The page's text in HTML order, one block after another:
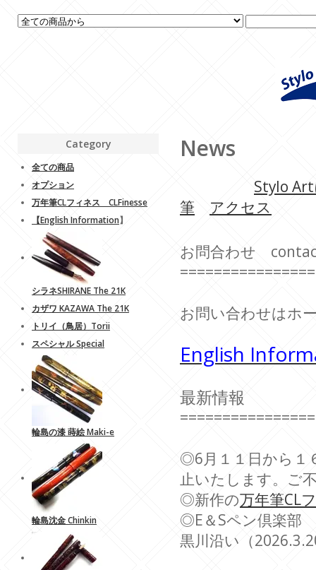
News
Stylo
筆
アクセス
お問合わせ
お問い合わせはホ
English
最新情報
◎6月１１日から１
止いたします。ご
◎新作の万年筆CL
◎E＆Sペン倶楽部
黒川沿い（
Category
全ての商品
オプション
万年筆CLフィネス CLFinesse
【English Information】
シラネSHIRANE The 21K
カザワ KAZAWA The 21K
トリイ（鳥居）Torii
スペシャル Special
輪島の漆 蒔絵 Maki-e
輪島沈金 Chinkin